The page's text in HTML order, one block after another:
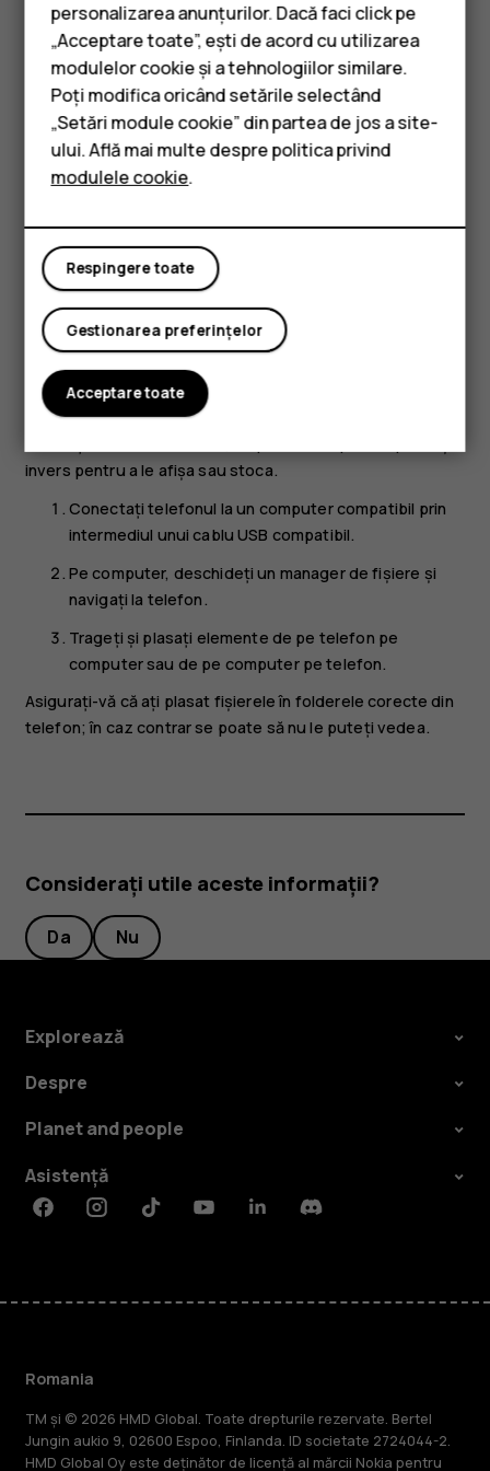
Smartphone-uri
Telefoane clasice
Accesorii
Tablete
aplicației instalate.
Adăugați din nou o aplicație dezactivată
Puteți adăuga din nou în lista de aplicații o aplicație
dezactivată.
AtingețiSetări>
Toate aplicațiile
Atingeți numele aplicației.
AtingețiACTIVAȚI.
Copierea conținutului între telefon și computer
Puteți copia fotografii, înregistrări video și alte elemente
invers pentru a le afișa sau stoca.
Conectați telefonul la un computer compatibil prin
intermediul unui cablu USB compatibil.
Pe computer, deschideți un manager de fișiere și
navigați la telefon.
Trageți și plasați elemente de pe telefon pe
computer sau de pe computer pe telefon.
Asigurați-vă că ați plasat fișierele în folderele corecte din
telefon; în caz contrar se poate să nu le puteți vedea.
Considerați utile aceste informații?
Da Nu
Explorează
Despre
Planet and people
Asistență
FacebookInstagramTiktokYoutubeLinkedinDiscord
Romania
TM și © 2026 HMD Global. Toate drepturile rezervate. Bertel
Jungin aukio 9, 02600 Espoo, Finlanda. ID societate 2724044-2.
HMD Global Oy este deținător de licență al mărcii Nokia pentru
personalizarea anunțurilor. Dacă faci click pe
„Acceptare toate”, ești de acord cu utilizarea
modulelor cookie și a tehnologiilor similare.
Poți modifica oricând setările selectând
„Setări module cookie” din partea de jos a site-
ului. Află mai multe despre politica privind
modulele cookie.
Respingere toate
Gestionarea preferințelor
Acceptare toate